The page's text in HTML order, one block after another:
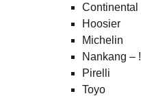
Continental
Hoosier
Michelin
Nankang –
Pirelli
Toyo